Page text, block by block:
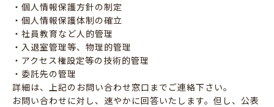
・個人情報保護方針の制定
・個人情報保護体制の確立
・社員教育など人的管理
・入退室管理等、物理的管理
・アクセス権設定等の技術的管理
・委託先の管理
詳細は、上記のお問い合わせ窓口までご連絡下さい。
お問い合わせに対し、速やかに回答いたします。但し、公表